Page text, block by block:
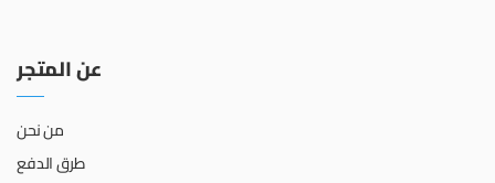
عن المتجر
من نحن
طرق الدفع